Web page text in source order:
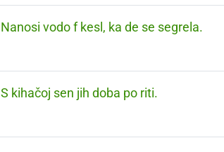
Nanosi vodo f kesl, ka de se segrela.
S kihačoj sen jih doba po riti.